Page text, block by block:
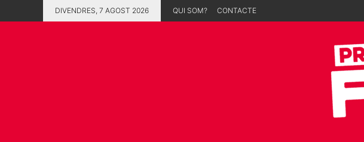
DIVENDRES, 7 AGOST 2026 QUI SOM? CONTACTE